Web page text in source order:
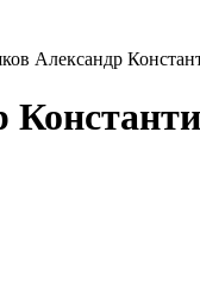
Александр